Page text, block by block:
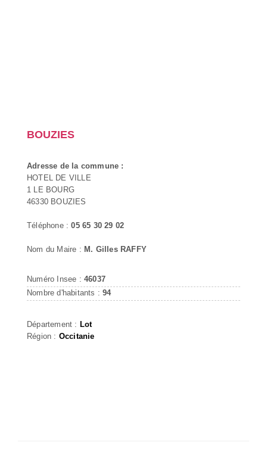
BOUZIES
Adresse de la commune :
HOTEL DE VILLE
1 LE BOURG
46330 BOUZIES
Téléphone :05 65 30 29 02
Nom du Maire : M. Gilles RAFFY
Numéro Insee : 46037
Nombre d'habitants :94
Département : Lot
Région : Occitanie